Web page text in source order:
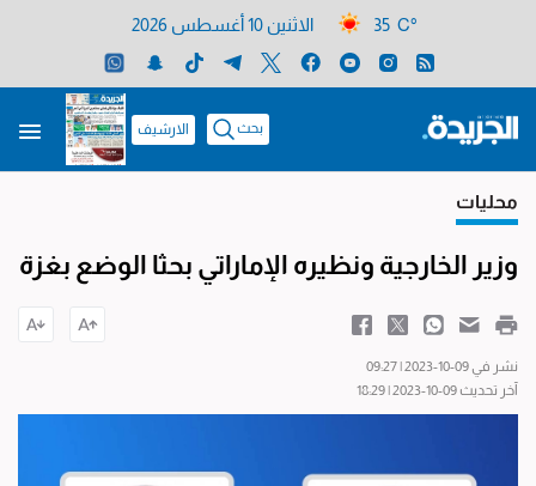
35 C° الاثنين 10 أغسطس 2026
بحث الارشيف
محليات
وزير الخارجية ونظيره الإماراتي بحثا الوضع بغزة
نشر في 09-10-2023 | 09:27
آخر تحديث 09-10-2023 | 18:29